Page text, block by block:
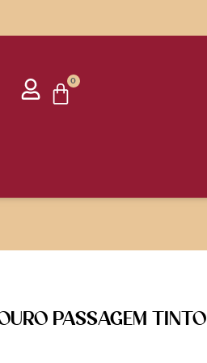
0
PASSAGEM TINTO